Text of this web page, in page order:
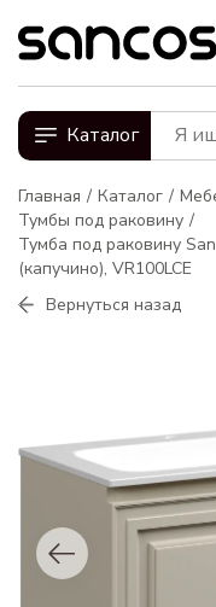
Каталог
Главная Каталог
Тумбы под раковину
Тумба под раковину
(капучино), VR100LCE
Вернуться назад